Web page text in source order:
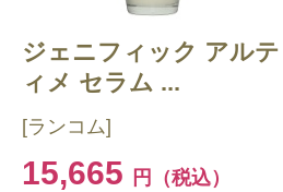
ジェニフィック アルテ
ィメ セラム ...
[ランコム]
15,665 円（税込）